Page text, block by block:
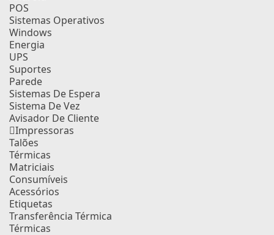
POS
Sistemas Operativos
Windows
Energia
UPS
Suportes
Parede
Sistemas De Espera
Sistema De Vez
Avisador De Cliente
Impressoras
Talões
Térmicas
Matriciais
Consumíveis
Acessórios
Etiquetas
Transferência Térmica
Térmicas